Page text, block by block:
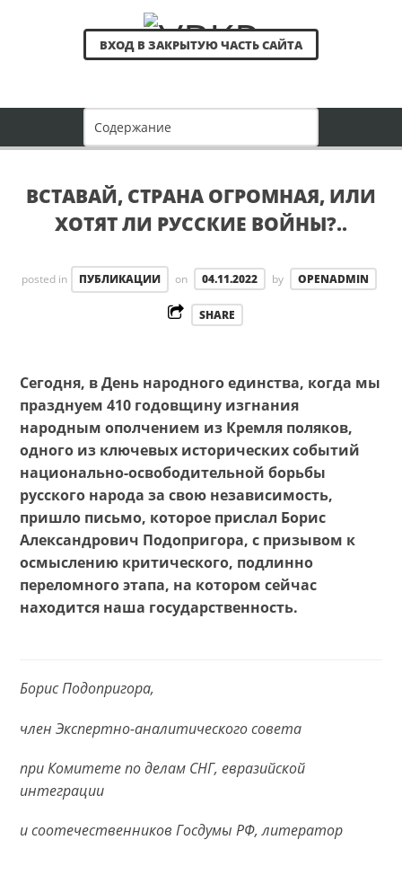
ВХОД В ЗАКРЫТУЮ ЧАСТЬ САЙТА
ВСТАВАЙ, СТРАНА ОГРОМНАЯ, ИЛИ
ХОТЯТ ЛИ РУССКИЕ ВОЙНЫ?..
posted in ПУБЛИКАЦИИ on 04.11.2022 by OPENADMIN
SHARE
Сегодня, в День народного единства, когда мы
празднуем 410 годовщину изгнания
народным ополчением из Кремля поляков,
одного из ключевых исторических событий
национально-освободительной борьбы
русского народа за свою независимость,
пришло письмо, которое прислал Борис
Александрович Подопригора, с призывом к
осмыслению критического, подлинно
переломного этапа, на котором сейчас
находится наша государственность.
Борис Подопригора,
член Экспертно-аналитического совета
при Комитете по делам СНГ, евразийской
интеграции
и соотечественников Госдумы РФ, литератор